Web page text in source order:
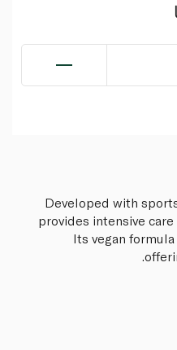
Developed with
provides intensive
Its vegan